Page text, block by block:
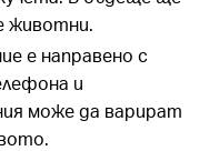
животни.
е направено с
и
може да варират